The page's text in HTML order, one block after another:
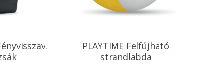
Opciók Választása
PLAYTIME Felfújható
strandlabda